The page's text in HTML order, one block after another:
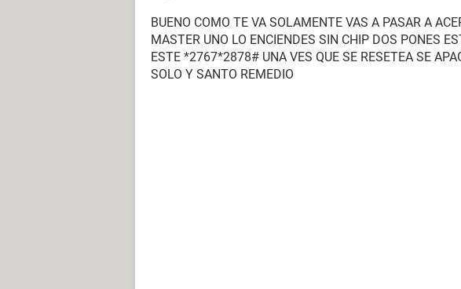
BUENO COMO TE VA SOLAMENTE VAS A PASAR A
MASTER UNO LO ENCIENDES SIN CHIP DOS PONES
ESTE *2767*2878# UNA VES QUE SE RESETEA SE
SOLO Y SANTO REMEDIO